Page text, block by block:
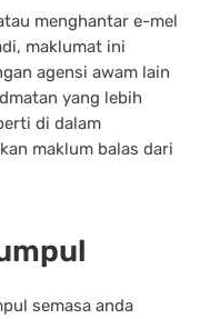
menghantar e-mel
maklumat ini
agensi awam lain
yang lebih
di dalam
maklum balas dari
semasa anda